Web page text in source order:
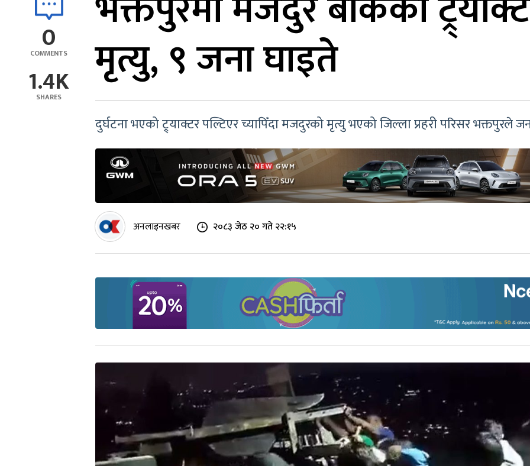
0
COMMENTS
1.4K
SHARES
मृत्यु, ९ जना घाइते
दुर्घटना भएको ट्र्याक्टर पल्टिएर च्यापिँदा मजदुरको मृत्यु भएको जिल्ला प्रहरी परिसर भक्तपुरले
अनलाइनखबर २०८३ जेठ २० गते २२:१५